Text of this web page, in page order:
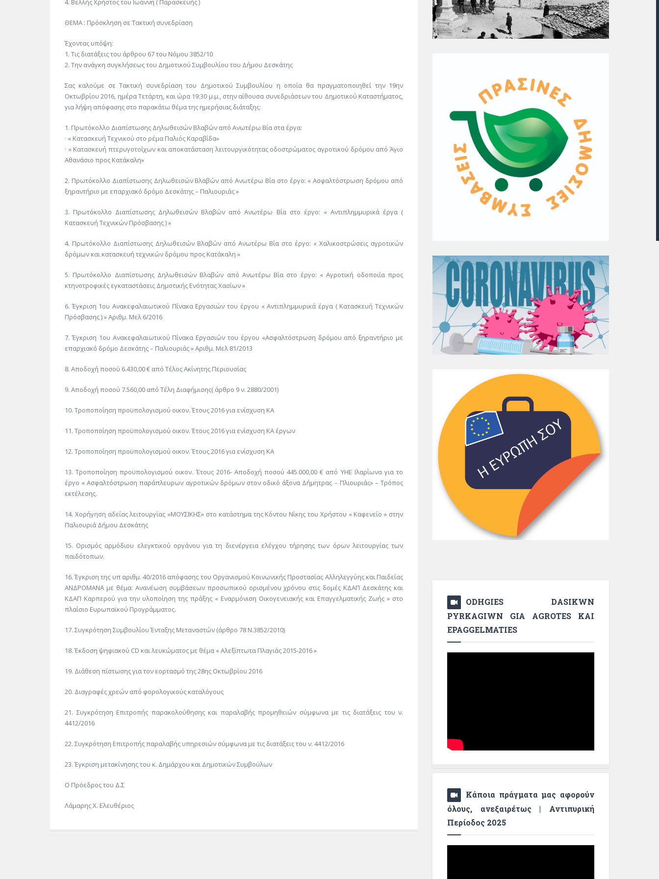
4. Βελλής Χρήστος του Ιωάννη ( Παρασκευής )
ΘΕΜΑ : Πρόσκληση σε Τακτική συνεδρίαση
Έχοντας υπόψη:
1. Τις διατάξεις του άρθρου 67 του Νόμου 3852/10
2. Την ανάγκη συγκλήσεως του Δημοτικού Συμβουλίου του Δήμου Δεσκάτης
Σας καλούμε σε Τακτική συνεδρίαση του Δημοτικού Συμβουλίου η οποία θα πραγματοποιηθεί την 19ην
Οκτωβρίου 2016, ημέρα Τετάρτη, και ώρα 19:30 μ.μ., στην αίθουσα συνεδριάσεων του Δημοτικού Καταστήματος,
για λήψη απόφασης στο παρακάτω θέμα της ημερήσιας διάταξης:
1. Πρωτόκολλο Διαπίστωσης Δηλωθεισών Βλαβών από Ανωτέρω Βία στα έργα:
· « Κατασκευή Τεχνικού στο ρέμα Παλιός Καραβίδα»
· « Κατασκευή πτερυγοτοίχων και αποκατάσταση λειτουργικότητας οδοστρώματος αγροτικού δρόμου από Άγιο
Αθανάσιο προς Κατάκαλη»
2. Πρωτόκολλο Διαπίστωσης Δηλωθεισών Βλαβών από Ανωτέρω Βία στο έργο: « Ασφαλτόστρωση δρόμου από
ξηραντήριο με επαρχιακό δρόμο Δεσκάτης – Παλιουριάς »
3. Πρωτόκολλο Διαπίστωσης Δηλωθεισών Βλαβών από Ανωτέρω Βία στο έργο: « Αντιπλημμυρικά έργα (
Κατασκευή Τεχνικών Πρόσβασης ) »
4. Πρωτόκολλο Διαπίστωσης Δηλωθεισών Βλαβών από Ανωτέρω Βία στο έργο: « Χαλικοστρώσεις αγροτικών
δρόμων και κατασκευή τεχνικών δρόμου προς Κατάκαλη »
5. Πρωτόκολλο Διαπίστωσης Δηλωθεισών Βλαβών από Ανωτέρω Βία στο έργο: « Αγροτική οδοποιία προς
κτηνοτροφικές εγκαταστάσεις Δημοτικής Ενότητας Χασίων »
6. Έγκριση 1ου Ανακεφαλαιωτικού Πίνακα Εργασιών του έργου « Αντιπλημμυρικά έργα ( Κατασκευή Τεχνικών
Πρόσβασης ) » Αριθμ. Μελ 6/2016
7. Έγκριση 1ου Ανακεφαλαιωτικού Πίνακα Εργασιών του έργου «Ασφαλτόστρωση δρόμου από ξηραντήριο με
επαρχιακό δρόμο Δεσκάτης – Παλιουριάς » Αριθμ. Μελ 81/2013
8. Αποδοχή ποσού 6.430,00 € από Τέλος Ακίνητης Περιουσίας
9. Αποδοχή ποσού 7.560,00 από Τέλη Διαφήμισης( άρθρο 9 ν. 2880/2001)
10. Τροποποίηση προϋπολογισμού οικον. Έτους 2016 για ενίσχυση ΚΑ
11. Τροποποίηση προϋπολογισμού οικον. Έτους 2016 για ενίσχυση ΚΑ έργων
12. Τροποποίηση προϋπολογισμού οικον. Έτους 2016 για ενίσχυση ΚΑ
13. Τροποποίηση προϋπολογισμού οικον. Έτους 2016- Αποδοχή ποσού 445.000,00 € από ΥΗΕ Ιλαρίωνα για το
έργο « Ασφαλτόστρωση παράπλευρων αγροτικών δρόμων στον οδικό άξονα Δήμητρας – Πλιουριάς» – Τρόπος
εκτέλεσης.
14. Χορήγηση αδείας λειτουργίας «ΜΟΥΣΙΚΗΣ» στο κατάστημα της Κόντου Νίκης του Χρήστου « Καφενείο » στην
Παλιουριά Δήμου Δεσκάτης
15. Ορισμός αρμόδιου ελεγκτικού οργάνου για τη διενέργεια ελέγχου τήρησης των όρων λειτουργίας των
παιδότοπων.
16. Έγκριση της υπ αριθμ. 40/2016 απόφασης του Οργανισμού Κοινωνικής Προστασίας Αλληλεγγύης και Παιδείας
ΑΝΔΡΟΜΑΝΑ με θέμα: Ανανέωση συμβάσεων προσωπικού ορισμένου χρόνου στις δομές ΚΔΑΠ Δεσκάτης και
ΚΔΑΠ Καρπερού για την υλοποίηση της πράξης « Εναρμόνιση Οικογενειακής και Επαγγελματικής Ζωής » στο
πλαίσιο Ευρωπαϊκού Προγράμματος.
17. Συγκρότηση Συμβουλίου Ένταξης Μεταναστών (άρθρο 78 Ν.3852/2010)
18. Έκδοση ψηφιακού CD και λευκώματος με θέμα « Αλεξίπτωτα Πλαγιάς 2015-2016 »
19. Διάθεση πίστωσης για τον εορτασμό της 28ης Οκτωβρίου 2016
20. Διαγραφές χρεών από φορολογικούς καταλόγους
21. Συγκρότηση Επιτροπής παρακολούθησης και παραλαβής προμηθειών σύμφωνα με τις διατάξεις του ν.
4412/2016
22. Συγκρότηση Επιτροπής παραλαβής υπηρεσιών σύμφωνα με τις διατάξεις του ν. 4412/2016
23. Έγκριση μετακίνησης του κ. Δημάρχου και Δημοτικών Συμβούλων
Ο Πρόεδρος του Δ.Σ
Λάμαρης Χ. Ελευθέριος
ODHGIES DASIKWN
PYRKAGIWN GIA AGROTES KAI
EPAGGELMATIES
Κάποια πράγματα μας αφορούν
όλους, ανεξαιρέτως | Αντιπυρική
Περίοδος 2025